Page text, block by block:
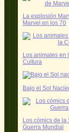
La explosión
Marvel en los 70
Los animales en
Cultura
Bajo el Sol
Los cómics de la
Guerra Mundial